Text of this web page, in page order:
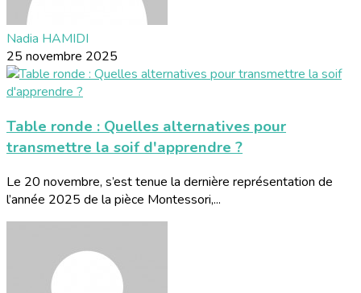
Nadia HAMIDI
25 novembre 2025
Table ronde : Quelles alternatives pour
transmettre la soif d'apprendre ?
Le 20 novembre, s’est tenue la dernière représentation de
l’année 2025 de la pièce Montessori,...